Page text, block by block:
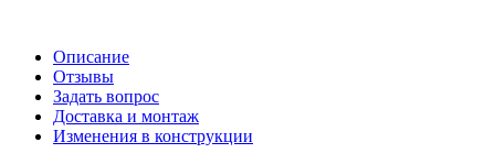
Описание
Отзывы
Задать вопрос
Доставка и монтаж
Изменения в конструкции